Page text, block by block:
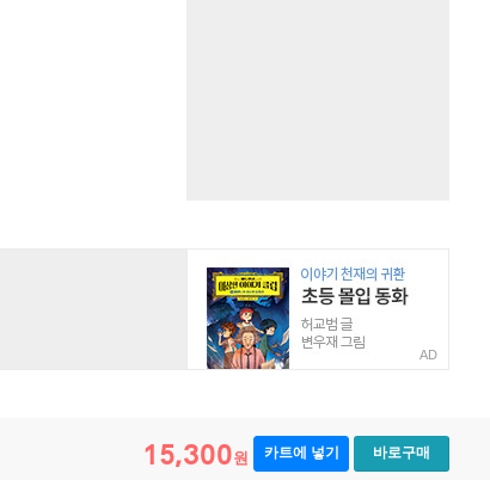
AD
15,300원 카트에 넣기 바로구매